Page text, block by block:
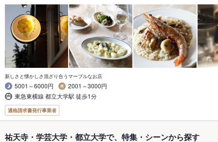
新しさと懐かしさ混ざり合うマーブルなお店
5001～6000円
2001～3000円
東急東横線 都立大学駅 徒歩1分
適格請求書発行事業者
祐天寺・学芸大学・都立大学で、特集・シーンから探す